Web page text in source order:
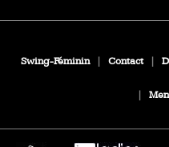
Swing-Féminin Contact